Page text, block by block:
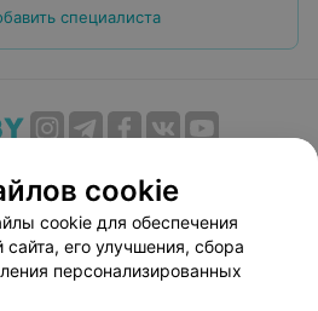
специалиста
Публичный договор
Способы оплаты
Партнеры
103.by
cookie
cookie для обеспечения
сайта, его улучшения, сбора
персонализированных